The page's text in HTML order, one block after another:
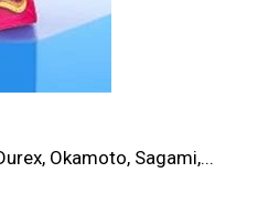
Okamoto, Sagami,...